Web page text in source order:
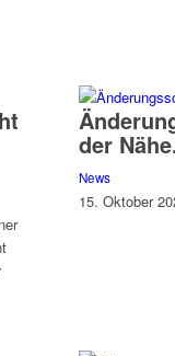
der
News
15. Oktober